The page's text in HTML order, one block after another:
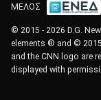
ΜΕΛΟΣ
© 2015 - 2026 D.G.
elements ® and © 2015
and the CNN logo are
displayed with